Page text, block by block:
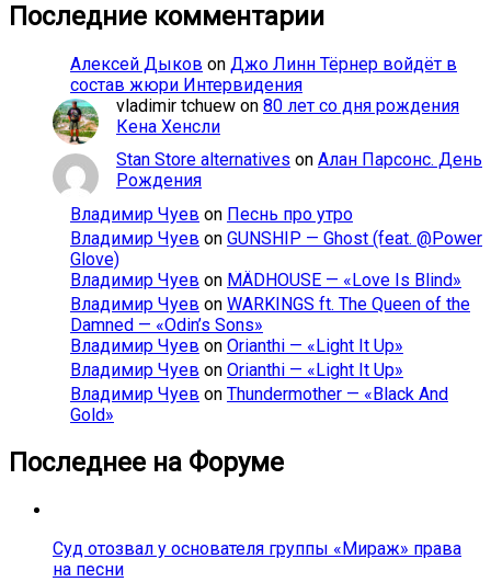
Последние комментарии
Алексей Дыков on Джо Линн Тёрнер войдёт в
состав жюри Интервидения
vladimir tchuew on 80 лет со дня рождения
Кена Хенсли
Stan Store alternatives on Алан Парсонс. День
Рождения
Владимир Чуев on Песнь про утро
Владимир Чуев on GUNSHIP — Ghost (feat. @Power
Glove)
Владимир Чуев on MÄDHOUSE — «Love Is Blind»
Владимир Чуев on WARKINGS ft. The Queen of the
Damned — «Odin’s Sons»
Владимир Чуев on Orianthi — «Light It Up»
Владимир Чуев on Orianthi — «Light It Up»
Владимир Чуев on Thundermother — «Black And
Gold»
Последнее на Форуме
Суд отозвал у основателя группы «Мираж» права
на песни